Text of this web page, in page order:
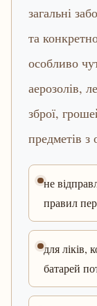
загальні
та
особливо
аерозолів,
зброї,
предметів
не
правил
для ліків,
батарей